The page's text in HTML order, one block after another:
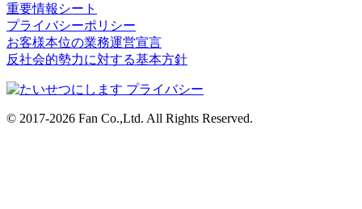
重要情報シート
プライバシーポリシー
お客様本位の業務運営宣言
反社会的勢力に対する基本方針
© 2017-2026 Fan Co.,Ltd. All Rights Reserved.